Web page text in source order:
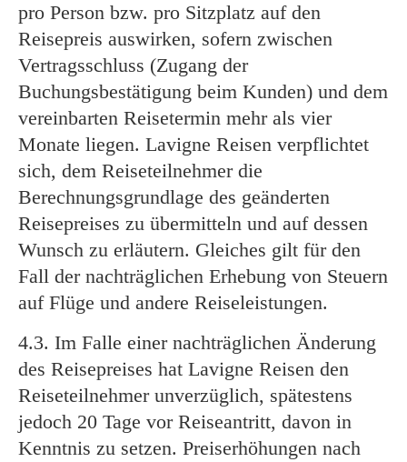
pro Person bzw. pro Sitzplatz auf den
Reisepreis auswirken, sofern zwischen
Vertragsschluss (Zugang der
Buchungsbestätigung beim Kunden) und dem
vereinbarten Reisetermin mehr als vier
Monate liegen. Lavigne Reisen verpflichtet
sich, dem Reiseteilnehmer die
Berechnungsgrundlage des geänderten
Reisepreises zu übermitteln und auf dessen
Wunsch zu erläutern. Gleiches gilt für den
Fall der nachträglichen Erhebung von Steuern
auf Flüge und andere Reiseleistungen.
4.3. Im Falle einer nachträglichen Änderung
des Reisepreises hat Lavigne Reisen den
Reiseteilnehmer unverzüglich, spätestens
jedoch 20 Tage vor Reiseantritt, davon in
Kenntnis zu setzen. Preiserhöhungen nach